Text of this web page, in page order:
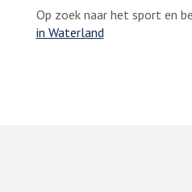
Op zoek naar het sport en
in Waterland